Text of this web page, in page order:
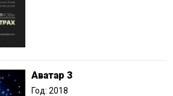
Аватар 3
Год: 2018